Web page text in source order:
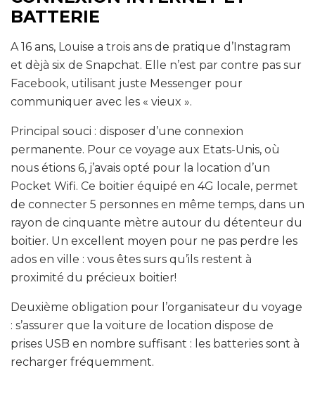
BATTERIE
A 16 ans, Louise a trois ans de pratique d’Instagram
et dèjà six de Snapchat. Elle n’est par contre pas sur
Facebook, utilisant juste Messenger pour
communiquer avec les « vieux ».
Principal souci : disposer d’une connexion
permanente. Pour ce voyage aux Etats-Unis, où
nous étions 6, j’avais opté pour la location d’un
Pocket Wifi. Ce boitier équipé en 4G locale, permet
de connecter 5 personnes en même temps, dans un
rayon de cinquante mètre autour du détenteur du
boitier. Un excellent moyen pour ne pas perdre les
ados en ville : vous êtes surs qu’ils restent à
proximité du précieux boitier!
Deuxième obligation pour l’organisateur du voyage
: s’assurer que la voiture de location dispose de
prises USB en nombre suffisant : les batteries sont à
recharger fréquemment.